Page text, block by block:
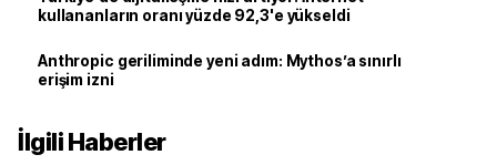
kullananların oranı yüzde 92,3'e yükseldi
Anthropic geriliminde yeni adım: Mythos’a sınırlı
erişim izni
İlgili Haberler